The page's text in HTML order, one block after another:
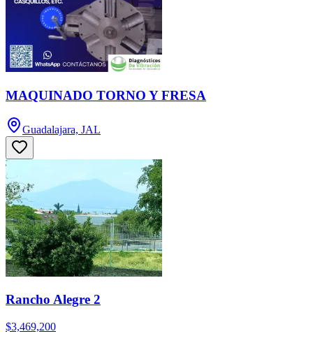
MAQUINADO TORNO Y FRESA
Guadalajara, JAL
Rancho Alegre 2
$3,469,200